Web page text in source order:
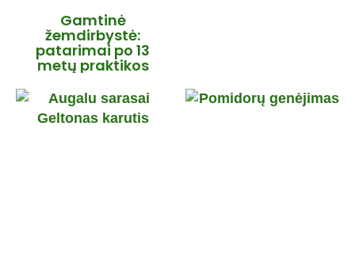
Gamtinė
žemdirbystė:
patarimai po 13
metų praktikos